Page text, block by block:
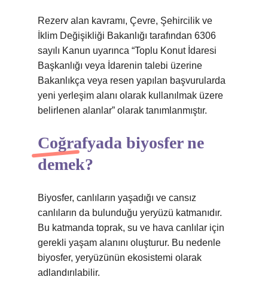
Rezerv alan kavramı, Çevre, Şehircilik ve
İklim Değişikliği Bakanlığı tarafından 6306
sayılı Kanun uyarınca “Toplu Konut İdaresi
Başkanlığı veya İdarenin talebi üzerine
Bakanlıkça veya resen yapılan başvurularda
yeni yerleşim alanı olarak kullanılmak üzere
belirlenen alanlar” olarak tanımlanmıştır.
Coğrafyada biyosfer ne
demek?
Biyosfer, canlıların yaşadığı ve cansız
canlıların da bulunduğu yeryüzü katmanıdır.
Bu katmanda toprak, su ve hava canlılar için
gerekli yaşam alanını oluşturur. Bu nedenle
biyosfer, yeryüzünün ekosistemi olarak
adlandırılabilir.